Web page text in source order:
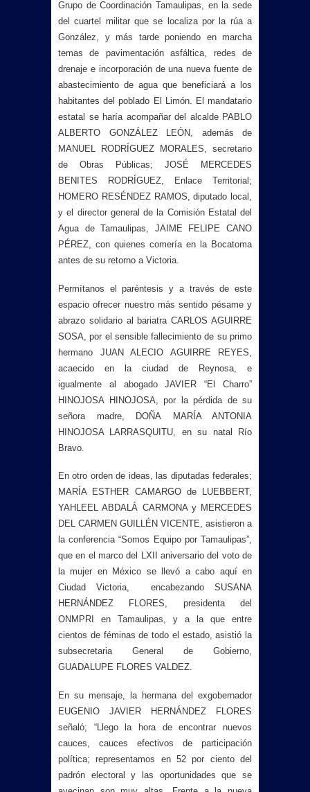
Grupo de Coordinación Tamaulipas, en la sede
del cuartel militar que se localiza por la rúa a
González, y más tarde poniendo en marcha
temas de pavimentación asfáltica, redes de
drenaje e incorporación de una nueva fuente de
abastecimiento de agua que beneficiará a los
habitantes del poblado El Limón. El mandatario
estatal se haría acompañar del alcalde PABLO
ALBERTO GONZÁLEZ LEÓN, además de
MANUEL RODRÍGUEZ MORALES, secretario
de Obras Públicas; JOSÉ MERCEDES
BENITES RODRÍGUEZ, Enlace Territorial;
HOMERO RESÉNDEZ RAMOS, diputado local,
y el director general de la Comisión Estatal del
Agua de Tamaulipas, JAIME FELIPE CANO
PÉREZ, con quienes comería en la Bocatoma
antes de su retorno a Victoria.
Permítanos el paréntesis y a través de este
espacio ofrecer nuestro más sentido pésame y
abrazo solidario al bariatra CARLOS AGUIRRE
SOSA, por el sensible fallecimiento de su primo
hermano JUAN ALECIO AGUIRRE REYES,
acaecido en la ciudad de Reynosa, e
igualmente al abogado JAVIER “El Charro”
HINOJOSA HINOJOSA, por la pérdida de su
señora madre, DOÑA MARÍA ANTONIA
HINOJOSA LARRASQUITU, en su natal Río
Bravo.
En otro orden de ideas, las diputadas federales;
MARÍA ESTHER CAMARGO de LUEBBERT,
YAHLEEL ABDALÁ CARMONA y MERCEDES
DEL CARMEN GUILLÉN VICENTE, asistieron a
la conferencia “Somos Equipo por Tamaulipas”,
que en el marco del LXII aniversario del voto de
la mujer en México se llevó a cabo aquí en
Ciudad Victoria, encabezando SUSANA
HERNÁNDEZ FLORES, presidenta del
ONMPRI en Tamaulipas, y a la que entre
cientos de féminas de todo el estado, asistió la
subsecretaria General de Gobierno,
GUADALUPE FLORES VALDEZ.
En su mensaje, la hermana del exgobernador
EUGENIO JAVIER HERNÁNDEZ FLORES
señaló; “Llego la hora de encontrar nuevos
cauces, cauces efectivos de participación
política; representamos en 52 por ciento del
padrón electoral y las oportunidades que se